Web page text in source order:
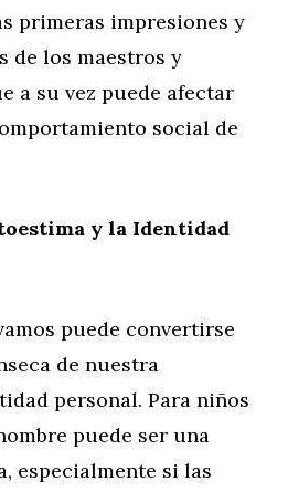
primeras impresiones y
de los maestros y
a su vez puede afectar
social de
y la Identidad
puede convertirse
de nuestra
personal. Para niños
puede ser una
especialmente si las